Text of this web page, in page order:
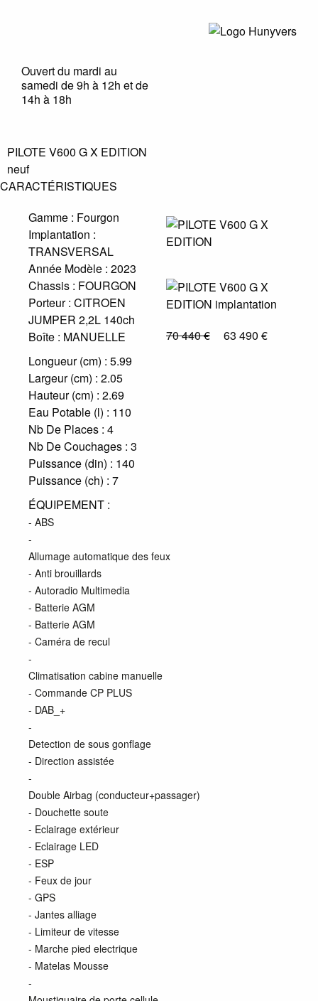
Ouvert du mardi au
samedi de 9h à 12h et de
14h à 18h
PILOTE V600 G X EDITION
neuf
CARACTÉRISTIQUES
Gamme : Fourgon
Implantation :
TRANSVERSAL
Année Modèle : 2023
Chassis : FOURGON
Porteur : CITROEN
JUMPER 2,2L 140ch
Boîte : MANUELLE
Longueur (cm) : 5.99
Largeur (cm) : 2.05
Hauteur (cm) : 2.69
Eau Potable (l) : 110
Nb De Places : 4
Nb De Couchages : 3
Puissance (din) : 140
Puissance (ch) : 7
ÉQUIPEMENT :
- ABS
-
Allumage automatique des feux
- Anti brouillards
- Autoradio Multimedia
- Batterie AGM
- Batterie AGM
- Caméra de recul
-
Climatisation cabine manuelle
- Commande CP PLUS
- DAB_+
-
Detection de sous gonflage
- Direction assistée
-
Double Airbag (conducteur+passager)
- Douchette soute
- Eclairage extérieur
- Eclairage LED
- ESP
- Feux de jour
- GPS
- Jantes alliage
- Limiteur de vitesse
- Marche pied electrique
- Matelas Mousse
-
70 440 € 63 490 €